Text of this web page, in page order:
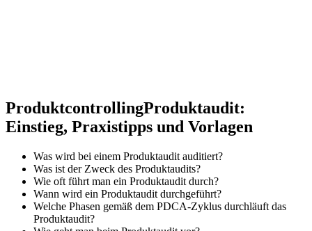
ProduktcontrollingProduktaudit:
Einstieg, Praxistipps und Vorlagen
Was wird bei einem Produktaudit auditiert?
Was ist der Zweck des Produktaudits?
Wie oft führt man ein Produktaudit durch?
Wann wird ein Produktaudit durchgeführt?
Welche Phasen gemäß dem PDCA-Zyklus durchläuft das
Produktaudit?